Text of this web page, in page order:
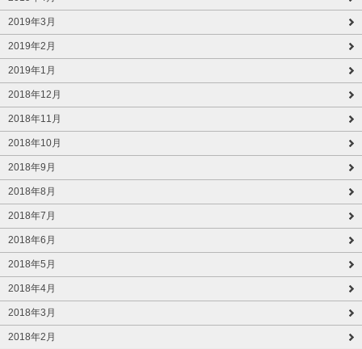
2019年3月
2019年2月
2019年1月
2018年12月
2018年11月
2018年10月
2018年9月
2018年8月
2018年7月
2018年6月
2018年5月
2018年4月
2018年3月
2018年2月